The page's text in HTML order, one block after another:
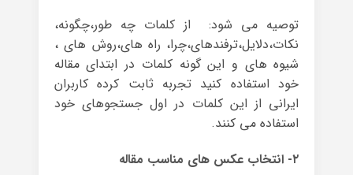
توصیه می شود: از کلمات چه طور،چگونه،
نکات،دلایل،ترفندهای،چرا، راه های،روش های ،
شیوه های و این گونه کلمات در ابتدای مقاله
خود استفاده کنید تجربه ثابت کرده کاربران
ایرانی از این کلمات در اول جستجوهای خود
استفاده می کنند.
۲- انتخاب عکس های مناسب مقاله